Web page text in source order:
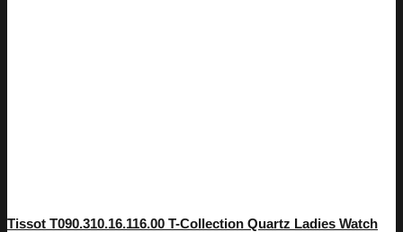
Tissot T090.310.16.116.00 T-Collection Quartz Ladies Watch